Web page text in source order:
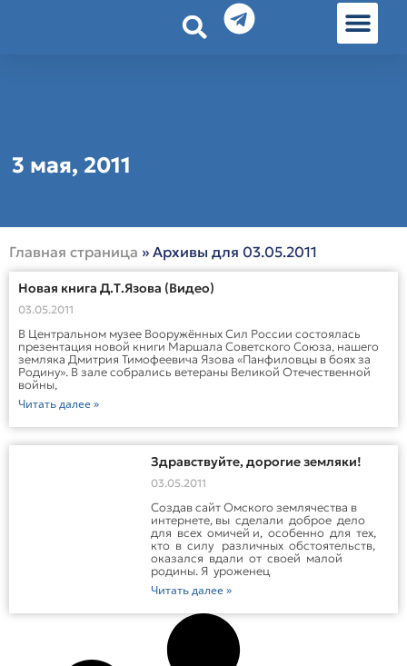
3 мая, 2011
Главная страница » Архивы для 03.05.2011
Новая книга Д.Т.Язова (Видео)
03.05.2011
В Центральном музее Вооружённых Сил России состоялась
презентация новой книги Маршала Советского Союза, нашего
земляка Дмитрия Тимофеевича Язова «Панфиловцы в боях за
Родину». В зале собрались ветераны Великой Отечественной
войны,
Читать далее »
Здравствуйте, дорогие земляки!
03.05.2011
Создав сайт Омского землячества в
интернете, вы сделали доброе дело
для всех омичей и, особенно для тех,
кто в силу различных обстоятельств,
оказался вдали от своей малой
родины. Я уроженец
Читать далее »